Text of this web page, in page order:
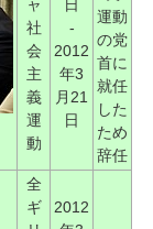
ャ
社
会
主
義
運
動
日
-
2012
年3
月21
日
運動
の党
首に
就任
した
ため
辞任
全
ギ
2012